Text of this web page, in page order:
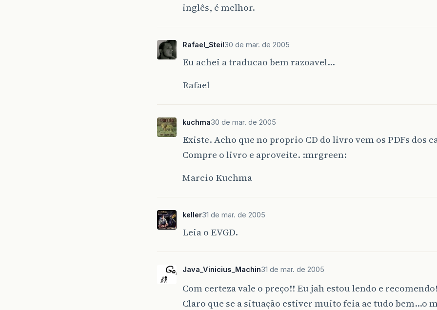
inglês, é melhor.
Rafael_Steil30 de mar. de 2005
Eu achei a traducao bem razoavel…
Rafael
kuchma30 de mar. de 2005
Existe. Acho que no proprio CD do livro vem os PDFs dos
Compre o livro e aproveite. :mrgreen:
Marcio Kuchma
keller31 de mar. de 2005
Leia o EVGD.
Java_Vinicius_Machin31 de mar. de 2005
Com certeza vale o preço!! Eu jah estou lendo e recomendo!
Claro que se a situação estiver muito feia ae tudo bem…o